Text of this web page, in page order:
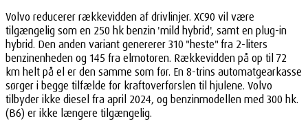
Volvo reducerer rækkevidden af drivlinjer. XC90 vil være
tilgængelig som en 250 hk benzin 'mild hybrid', samt en plug-in
hybrid. Den anden variant genererer 310 "heste" fra 2-liters
benzinenheden og 145 fra elmotoren. Rækkevidden på op til 72
km helt på el er den samme som før. En 8-trins automatgearkasse
sørger i begge tilfælde for kraftoverførslen til hjulene. Volvo
tilbyder ikke diesel fra april 2024, og benzinmodellen med 300 hk.
(B6) er ikke længere tilgængelig.